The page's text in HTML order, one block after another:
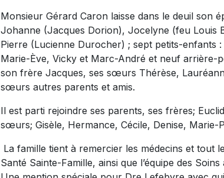
Monsieur Gérard Caron laisse dans le deuil son
Johanne (Jacques Dorion), Jocelyne (feu Louis
Pierre (Lucienne Durocher) ; sept petits-enfants
Marie-Ève, Vicky et Marc-André et neuf arrière-
son frère Jacques, ses sœurs Thérèse,
sœurs autres parents et amis.
Il est parti rejoindre ses parents, ses frères;
sœurs; Gisèle, Hermance, Cécile, Denise, Marie-
La famille tient à remercier les médecins et tout
Santé Sainte-Famille, ainsi que l’équipe des